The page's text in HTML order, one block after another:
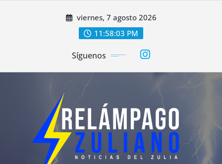
viernes, 7 agosto 2026
11:58:05 PM
Síguenos